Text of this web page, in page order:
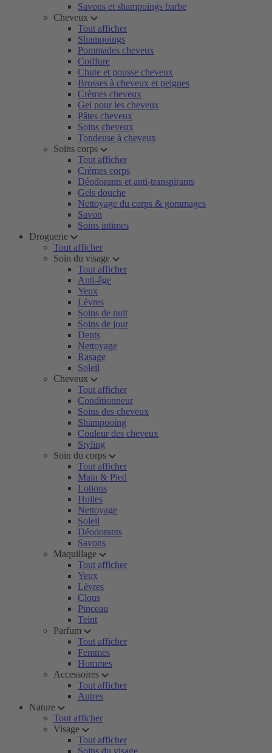
Savons et shampoings barbe
Cheveux
Tout afficher
Shampoings
Pommades cheveux
Coiffure
Chute et pousse cheveux
Brosses à cheveux et peignes
Crèmes cheveux
Gel pour les cheveux
Pâtes cheveux
Soins cheveux
Tondeuse à cheveux
Soins corps
Tout afficher
Crèmes corps
Déodorants et anti-transpirants
Gels douche
Nettoyage du corps & gommages
Savon
Soins intimes
Droguerie
Tout afficher
Soin du visage
Tout afficher
Anti-âge
Yeux
Lèvres
Soins de nuit
Soins de jour
Dents
Nettoyage
Rasage
Soleil
Cheveux
Tout afficher
Conditionneur
Soins des cheveux
Shampooing
Couleur des cheveux
Styling
Soin du corps
Tout afficher
Main & Pied
Lotions
Huiles
Nettoyage
Soleil
Déodorants
Savons
Maquillage
Tout afficher
Yeux
Lèvres
Clous
Pinceau
Teint
Parfum
Tout afficher
Femmes
Hommes
Accessoires
Tout afficher
Autres
Nature
Tout afficher
Visage
Tout afficher
Soins du visage